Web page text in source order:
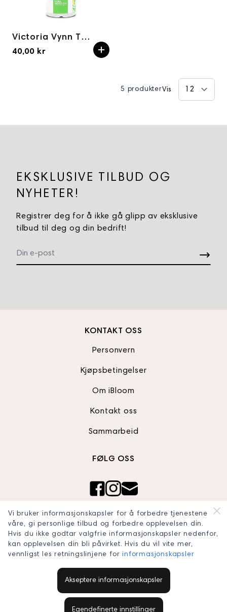
Vi bruker informasjonskapsler for å forbedre tjenestene
våre, gi personlige tilbud og forbedre opplevelsen din.
Hvis du ikke godtar valgfrie informasjonskapsler nedenfor,
kan opplevelsen din bli påvirket. Hvis du vil vite mer,
vennligst les retningslinjene forinformasjonskapsler
Akseptere informasjonskapsler
Egendefinerte innstillinger
Victoria Vynn TOMT FLASKE-Dehydrator Extra Adhesion
40,00 kr
5 produkterVis
KONTAKT OSS
Personvern
Kjøpsbetingelser
Om iBloom
Kontakt oss
Sammarbeid
FØLG OSS
Ibloom AS
Org nr: 820990242
blooomconcept@gmail.com
EKSKLUSIVE TILBUD OG
NYHETER!
Registrer deg for å ikke gå glipp av eksklusive
tilbud til deg og din bedrift!
© 2026 iBloom.no. Alle rettigheter forbeholdt.